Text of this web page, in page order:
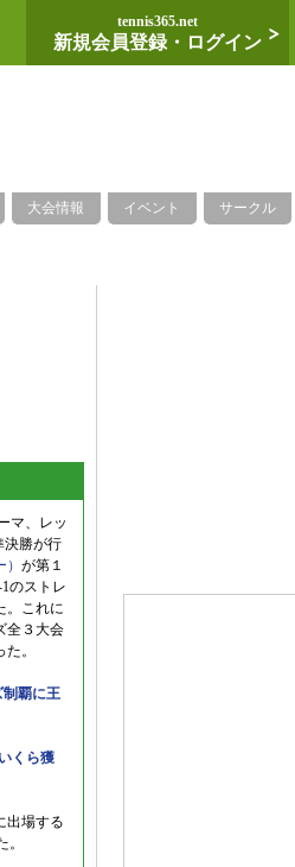
tennis365.net
新規会員登録・ログイン
大会情報 イベント サークル
マ、レッ
決勝が行
が第１
1のストレ
。これに
全３大会
。
制覇に王
くら獲
出場する